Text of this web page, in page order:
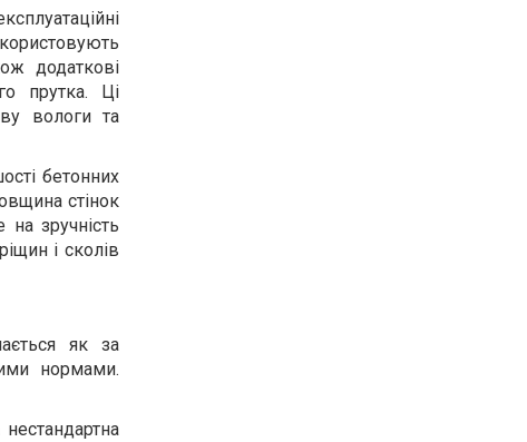
додаткові
прутка. Ці
вологи та
бетонних
стінок
зручність
і сколів
як за
нормами.